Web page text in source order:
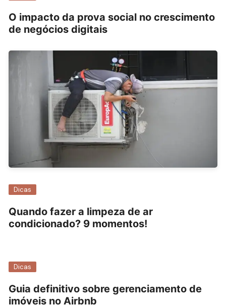
O impacto da prova social no crescimento
de negócios digitais
Dicas
Quando fazer a limpeza de ar
condicionado? 9 momentos!
Dicas
Guia definitivo sobre gerenciamento de
imóveis no Airbnb